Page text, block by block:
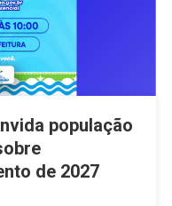
população
de 2027